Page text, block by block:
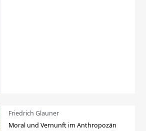
Friedrich Glauner
Moral und Vernunft im Anthropozän